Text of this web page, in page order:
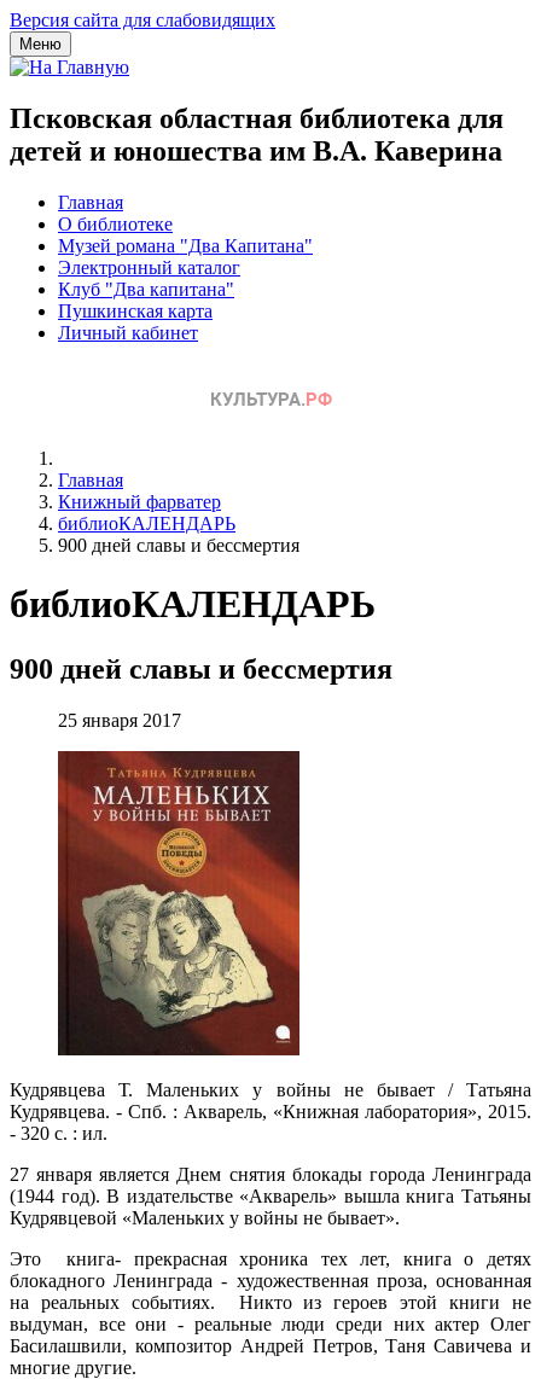
Версия сайта для слабовидящих
Меню
Псковская областная библиотека для
детей и юношества им В.А. Каверина
Главная
О библиотеке
Музей романа "Два Капитана"
Электронный каталог
Клуб "Два капитана"
Пушкинская карта
Личный кабинет
Главная
Книжный фарватер
библиоКАЛЕНДАРЬ
900 дней славы и бессмертия
библиоКАЛЕНДАРЬ
900 дней славы и бессмертия
25 января 2017
Кудрявцева Т. Маленьких у войны не бывает / Татьяна
Кудрявцева. - Спб. : Акварель, «Книжная лаборатория», 2015.
- 320 с. : ил.
27 января является Днем снятия блокады города Ленинграда
(1944 год). В издательстве «Акварель» вышла книга Татьяны
Кудрявцевой «Маленьких у войны не бывает».
Это книга- прекрасная хроника тех лет, книга о детях
блокадного Ленинграда - художественная проза, основанная
на реальных событиях. Никто из героев этой книги не
выдуман, все они - реальные люди среди них актер Олег
Басилашвили, композитор Андрей Петров, Таня Савичева и
многие другие.